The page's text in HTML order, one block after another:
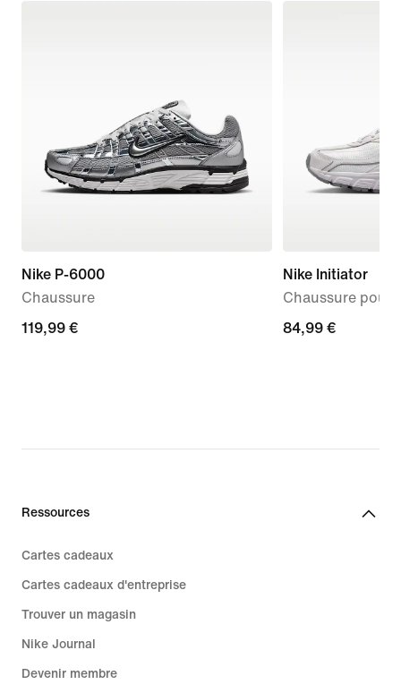
Nike P-6000
Chaussure
119,99 €
119,99 €
Nike Initiator
Chaussure pour
84,99 €
84,99 €
Ressources
Cartes cadeaux
Cartes cadeaux d'entreprise
Trouver un magasin
Nike Journal
Devenir membre